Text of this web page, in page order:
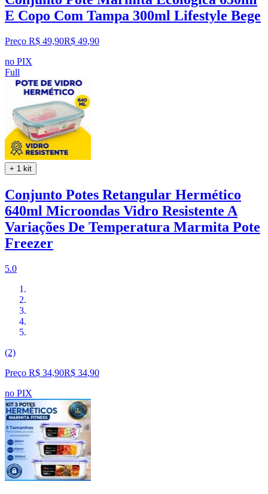
E Copo Com Tampa 300ml Lifestyle Bege
Preço R$ 49,90R$ 49,90
no PIX
Full
+ 1 kit
Conjunto Potes Retangular Hermético
640ml Microondas Vidro Resistente A
Variações De Temperatura Marmita Pote
Freezer
5.0
(2)
Preço R$ 34,90R$ 34,90
no PIX